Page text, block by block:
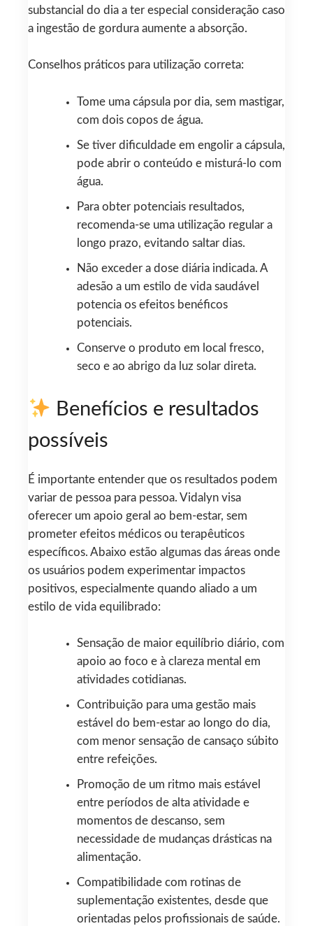
substancial do dia a ter especial consideração caso
a ingestão de gordura aumente a absorção.
Conselhos práticos para utilização correta:
Tome uma cápsula por dia, sem mastigar,
com dois copos de água.
Se tiver dificuldade em engolir a cápsula,
pode abrir o conteúdo e misturá-lo com
água.
Para obter potenciais resultados,
recomenda-se uma utilização regular a
longo prazo, evitando saltar dias.
Não exceder a dose diária indicada. A
adesão a um estilo de vida saudável
potencia os efeitos benéficos
potenciais.
Conserve o produto em local fresco,
seco e ao abrigo da luz solar direta.
Benefícios e resultados
possíveis
É importante entender que os resultados podem
variar de pessoa para pessoa. Vidalyn visa
oferecer um apoio geral ao bem-estar, sem
prometer efeitos médicos ou terapêuticos
específicos. Abaixo estão algumas das áreas onde
os usuários podem experimentar impactos
positivos, especialmente quando aliado a um
estilo de vida equilibrado:
Sensação de maior equilíbrio diário, com
apoio ao foco e à clareza mental em
atividades cotidianas.
Contribuição para uma gestão mais
estável do bem-estar ao longo do dia,
com menor sensação de cansaço súbito
entre refeições.
Promoção de um ritmo mais estável
entre períodos de alta atividade e
momentos de descanso, sem
necessidade de mudanças drásticas na
alimentação.
Compatibilidade com rotinas de
suplementação existentes, desde que
orientadas pelos profissionais de saúde.